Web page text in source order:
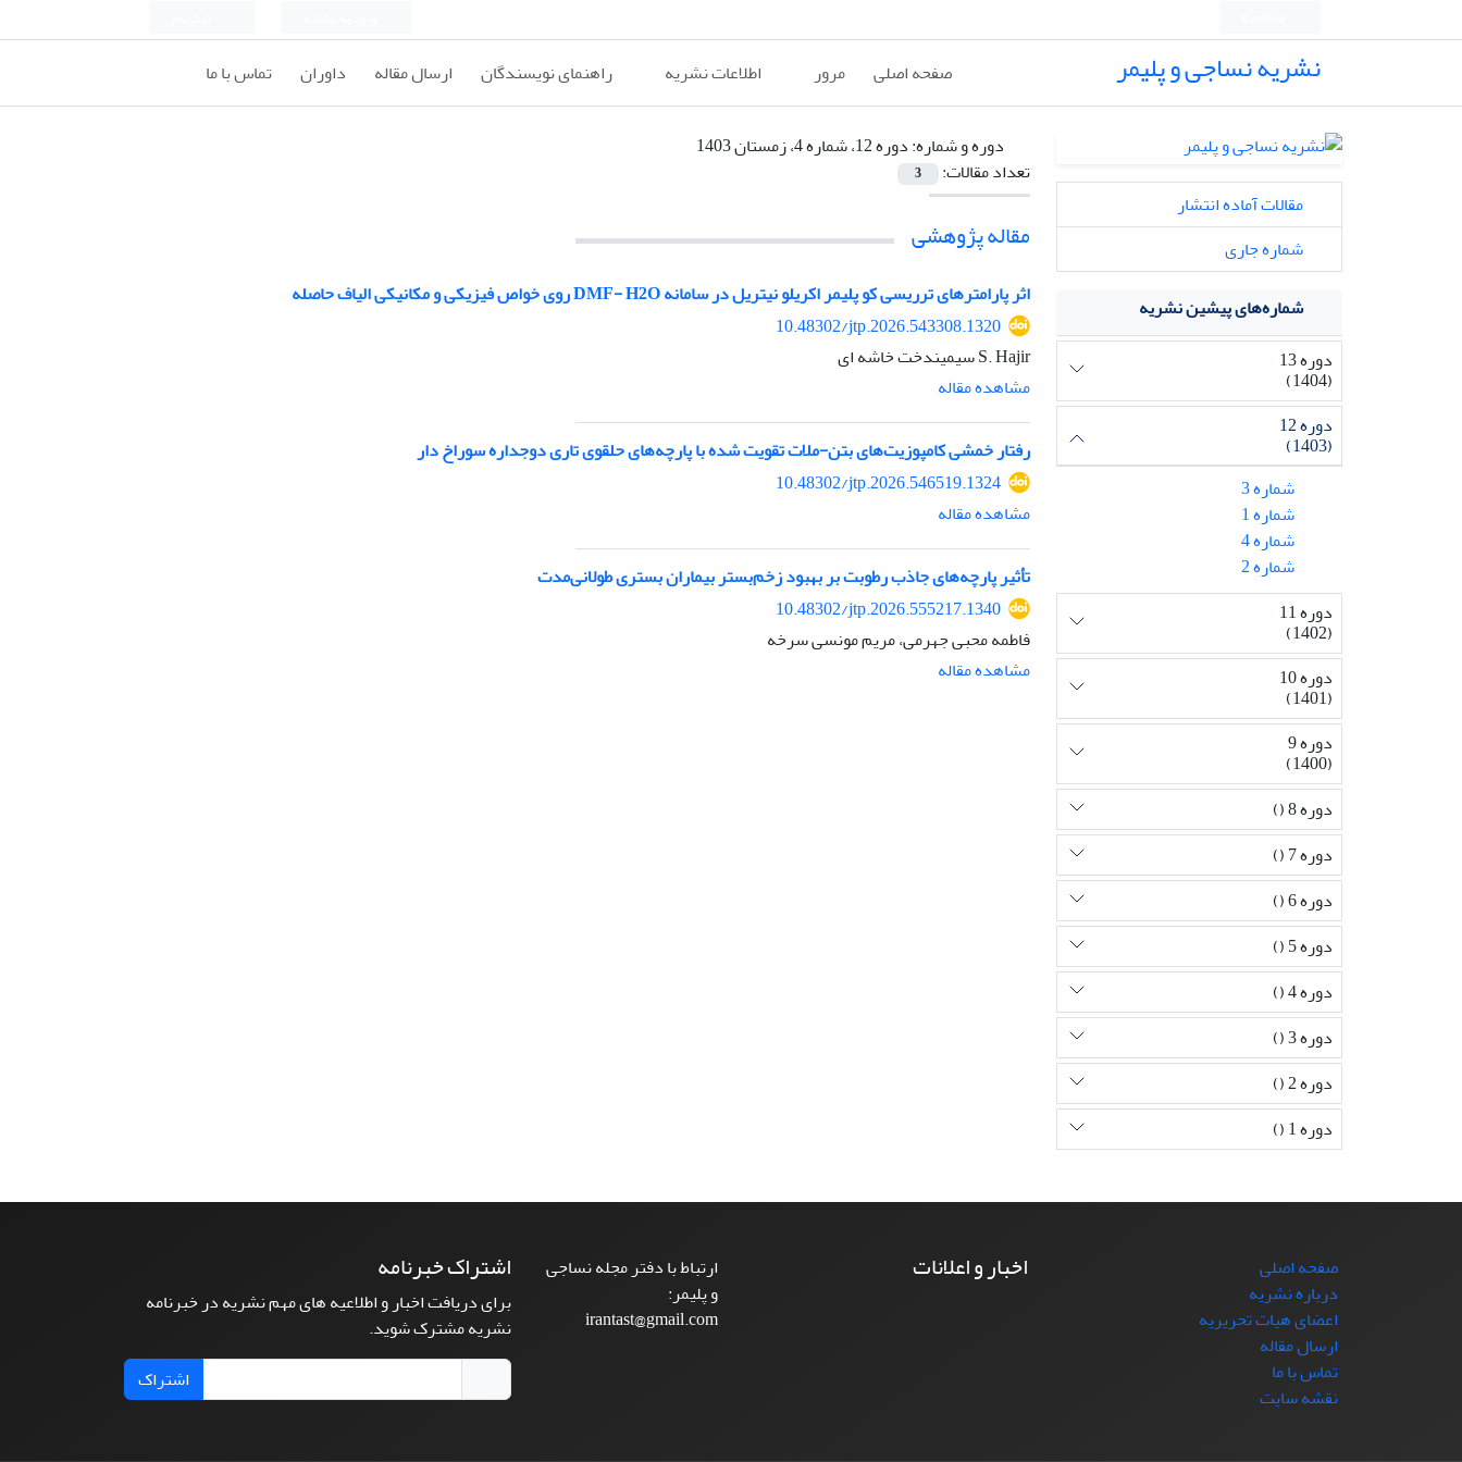
نشریه نساجی و پلیمر صفحه اصلی مرور اطلاعات نشریه راهنمای نویسندگان ارسال مقاله داوران تماس با ما
دوره و شماره:دوره 12، شماره 4، زمستان 1403
تعداد مقالات:
3
مقاله پژوهشی
اثر پارامترهای ترریسی کو پلیمر اکریلو نیتریل در سامانه DMF- H2O روی خواص فیزیکی و مکانیکی الیاف حاصله
10.48302/jtp.2026.543308.1320
S. Hajir سیمیندخت خاشه ای
مشاهده مقاله
رفتار خمشی کامپوزیت‌های بتن-ملات تقویت شده با پارچه‌های حلقوی تاری دوجداره سوراخ دار
10.48302/jtp.2026.546519.1324
مشاهده مقاله
تأثیر پارچه‌های جاذب رطوبت بر بهبود زخم‌بستر بیماران بستری طولانی‌مدت
10.48302/jtp.2026.555217.1340
فاطمه محبی جهرمی، مریم مونسی سرخه
مشاهده مقاله
مقالات آماده انتشار
شماره جاری
شماره‌های پیشین نشریه
دوره 13
(1404)
دوره 12
(1403)
شماره 3
شماره 1
شماره 4
شماره 2
دوره 11
(1402)
دوره 10
(1401)
دوره 9
(1400)
دوره 8 ()
دوره 7 ()
دوره 6 ()
دوره 5 ()
دوره 4 ()
دوره 3 ()
دوره 2 ()
دوره 1 ()
صفحه اصلی
درباره نشریه
اعضای هیات تحریریه
ارسال مقاله
تماس با ما
نقشه سایت
اخبار و اعلانات
ارتباط با دفتر مجله نساجی
و پلیمر:
irantast@gmail.com
اشتراک خبرنامه
برای دریافت اخبار و اطلاعیه های مهم نشریه در خبرنامه
نشریه مشترک شوید.
اشتراک